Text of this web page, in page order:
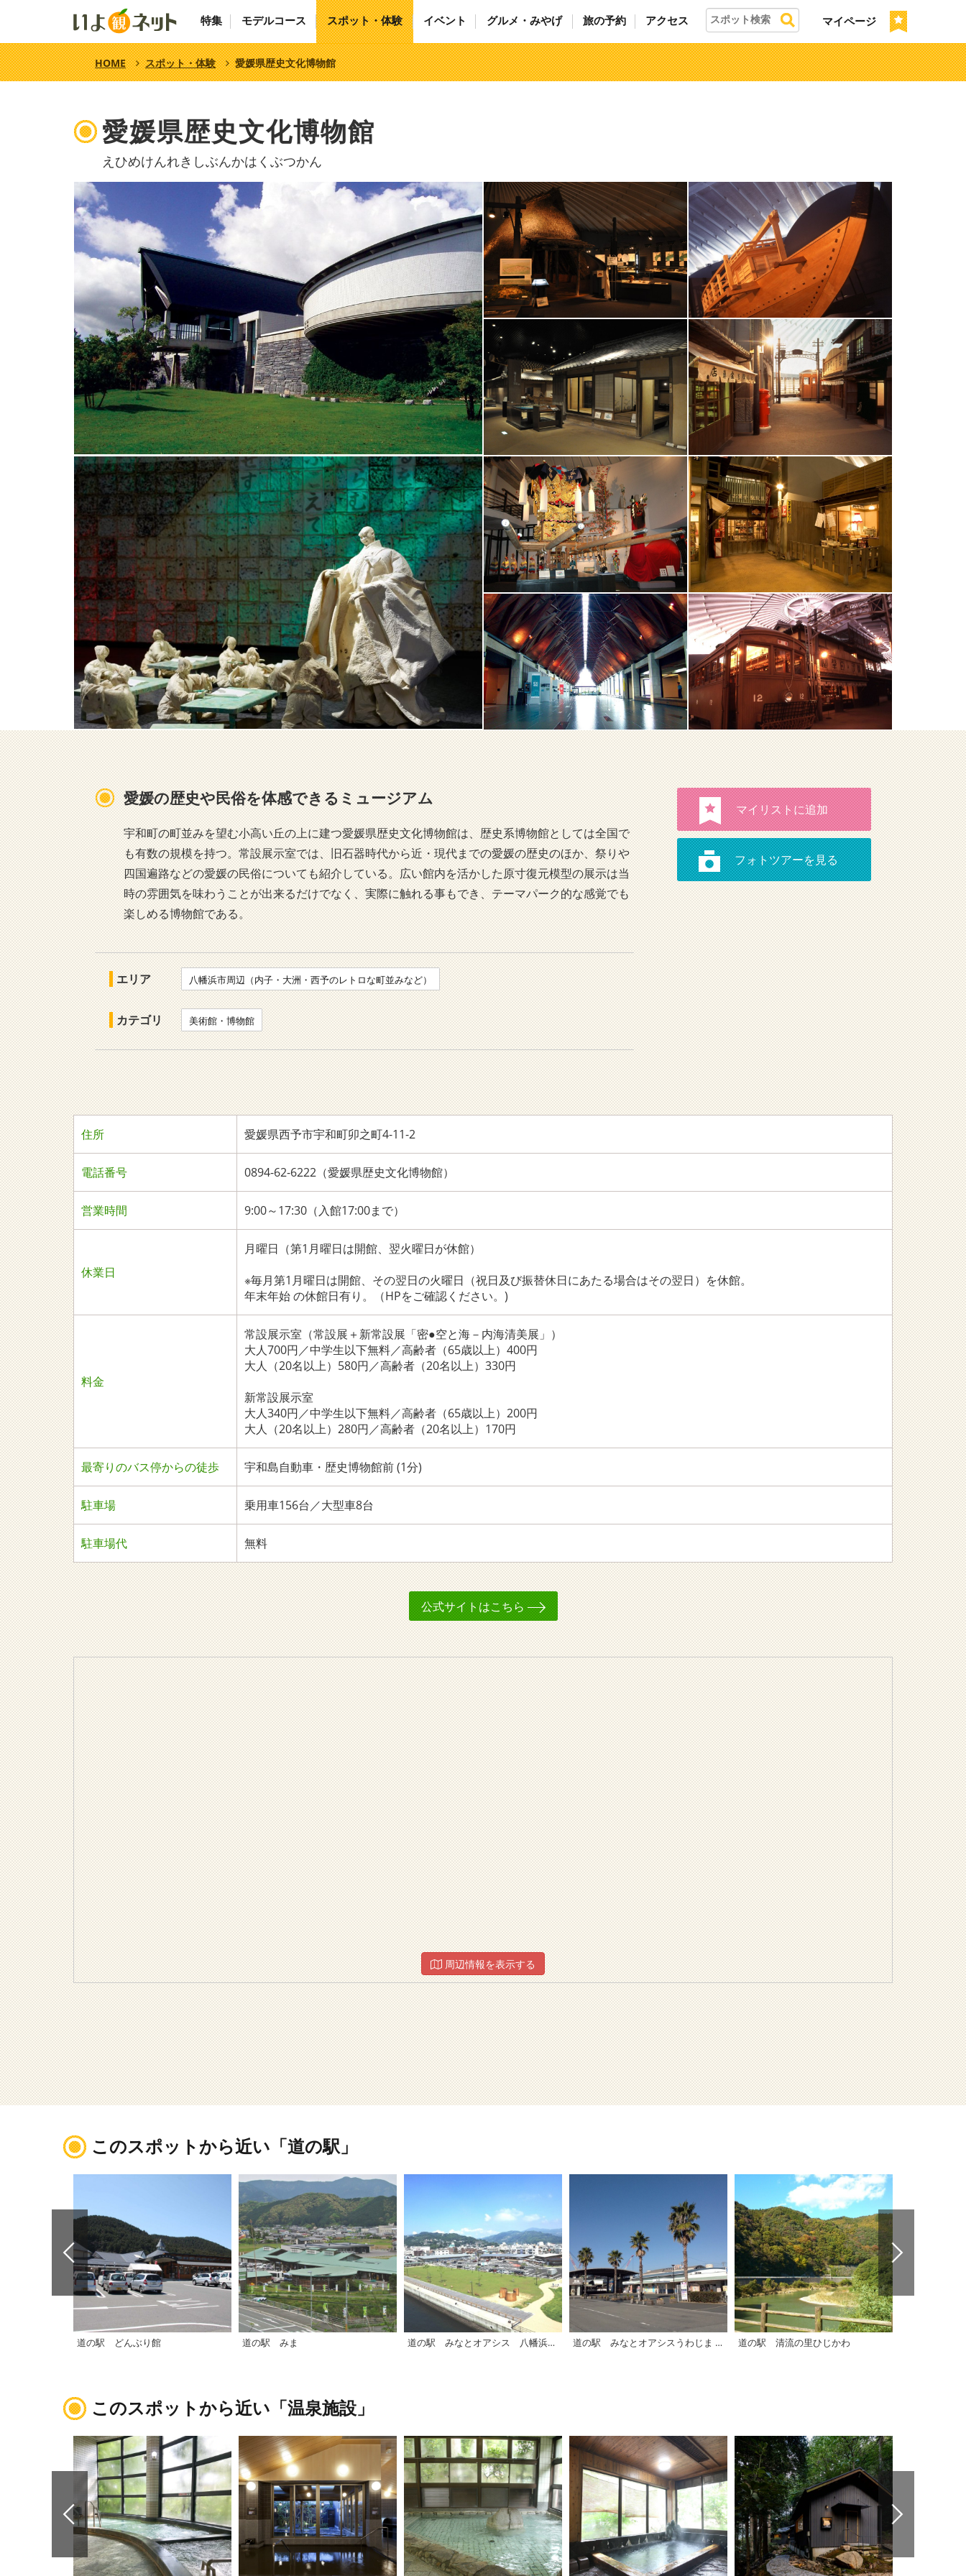
マイページ
特集 モデルコース スポット・体験 イベント グルメ・みやげ 旅の予約 アクセス
HOME スポット・体験 愛媛県歴史文化博物館
愛媛県歴史文化博物館
えひめけんれきしぶんかはくぶつかん
愛媛の歴史や民俗を体感できるミュージアム
宇和町の町並みを望む小高い丘の上に建つ愛媛県歴史文化博物館は、歴史系博物館としては全国で
も有数の規模を持つ。常設展示室では、旧石器時代から近・現代までの愛媛の歴史のほか、祭りや
四国遍路などの愛媛の民俗についても紹介している。広い館内を活かした原寸復元模型の展示は当
時の雰囲気を味わうことが出来るだけでなく、実際に触れる事もでき、テーマパーク的な感覚でも
楽しめる博物館である。
エリア 八幡浜市周辺（内子・大洲・西予のレトロな町並みなど）
カテゴリ 美術館・博物館
住所 愛媛県西予市宇和町卯之町4-11-2
電話番号 0894-62-6222（愛媛県歴史文化博物館）
営業時間 9:00～17:30（入館17:00まで）
休業日
月曜日（第1月曜日は開館、翌火曜日が休館）
※毎月第1月曜日は開館、その翌日の火曜日（祝日及び振替休日にあたる場合はその翌日）を休館。
年末年始 の休館日有り。（HPをご確認ください。)
料金
常設展示室（常設展＋新常設展「密●空と海－内海清美展」）
大人700円／中学生以下無料／高齢者（65歳以上）400円
大人（20名以上）580円／高齢者（20名以上）330円
新常設展示室
大人340円／中学生以下無料／高齢者（65歳以上）200円
大人（20名以上）280円／高齢者（20名以上）170円
最寄りのバス停からの徒歩 宇和島自動車・歴史博物館前 (1分)
駐車場 乗用車156台／大型車8台
駐車場代 無料
公式サイトはこちら
周辺情報を表示する
このスポットから近い「道の駅」
道の駅 どんぶり館 道の駅 みま 道の駅 みなとオアシス 八幡浜みなっと「みなと交流館」 道の駅 みなとオアシスうわじま きさいや広場 道の駅 清流の里ひじかわ
このスポットから近い「温泉施設」